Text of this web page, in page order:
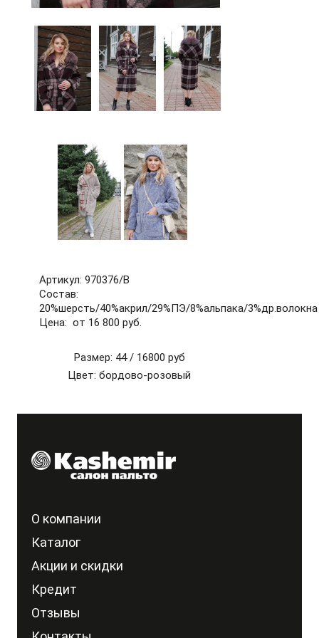
62
64
66
68
72
б/р
Артикул: 970376/В
Состав:
20%шерсть/40%акрил/29%ПЭ/8%альпака/3%др.волокна
Цена: от 16 800 руб.
Размер: 44 / 16800 руб
Цвет: бордово-розовый
О компании
Каталог
Акции и скидки
Кредит
Отзывы